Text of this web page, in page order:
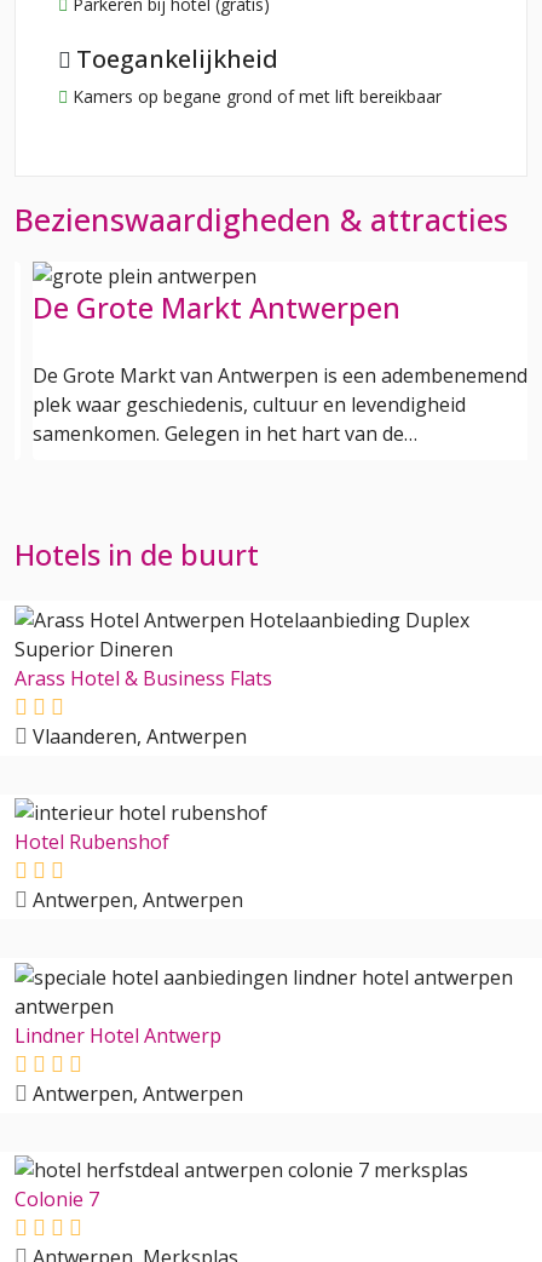
Toegankelijkheid
Kamers op begane grond of met lift bereikbaar
Bezienswaardigheden & attracties
De Grote Markt Antwerpen
De Grote Markt van Antwerpen is een adembenemende
plek waar geschiedenis, cultuur en levendigheid
samenkomen. Gelegen in het hart van de…
Hotels in de buurt
Arass Hotel & Business Flats
Vlaanderen, Antwerpen
Hotel Rubenshof
Antwerpen, Antwerpen
Lindner Hotel Antwerp
Antwerpen, Antwerpen
Colonie 7